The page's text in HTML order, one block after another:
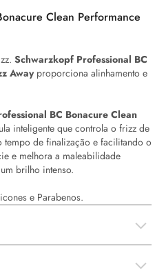
Clean Performance
Schwarzkopf Professional BC
Away proporciona alinhamento e
BC Bonacure Clean
inteligente que controla o frizz de
tempo de finalização e facilitando o
e melhora a maleabilidade
brilho intenso.
e Parabenos.